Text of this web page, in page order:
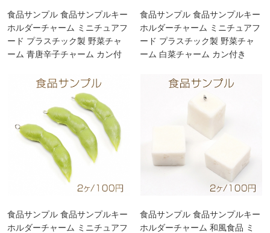
食品サンプル 食品サンプルキー
ホルダーチャーム ミニチュアフ
ード プラスチック製 野菜チャ
ーム 青唐辛子チャーム カン付
食品サンプル 食品サンプルキー
ホルダーチャーム ミニチュアフ
ード プラスチック製 野菜チャ
ーム 白菜チャーム カン付き
食品サンプル 食品サンプルキー
ホルダーチャーム ミニチュアフ
食品サンプル 食品サンプルキー
ホルダーチャーム 和風食品 ミ